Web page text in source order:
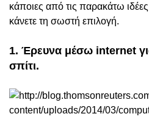
κάποιες από τις παρακάτω
κάνετε τη σωστή επιλογή.
1. Έρευνα μέσω internet
σπίτι.